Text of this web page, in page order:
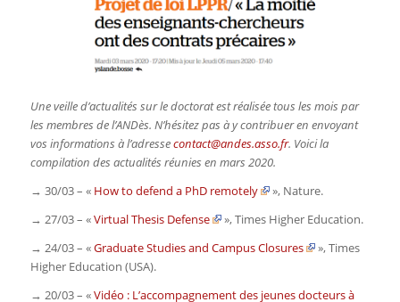
Une veille d’actualités sur le doctorat est réalisée tous les mois par
les membres de l’ANDès. N’hésitez pas à y contribuer en envoyant
vos informations à l’adressecontact@andes.asso.fr. Voici la
compilation des actualités réunies en mars 2020.
→ 30/03 – « How to defend a PhD remotely », Nature.
→ 27/03 – «Virtual Thesis Defense »,Times Higher Education.
→ 24/03 – «Graduate Studies and Campus Closures »,Times
Higher Education (USA).
→ 20/03 – «Vidéo : L’accompagnement des jeunes docteurs à